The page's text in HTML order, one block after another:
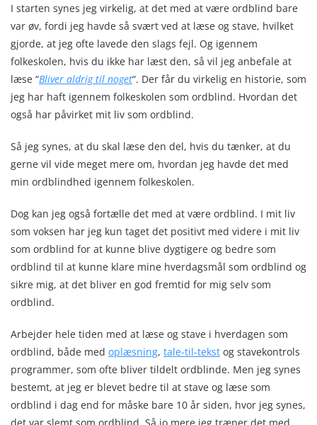
I starten synes jeg virkelig, at det med at være ordblind bare
var øv, fordi jeg havde så svært ved at læse og stave, hvilket
gjorde, at jeg ofte lavede den slags fejl. Og igennem
folkeskolen, hvis du ikke har læst den, så vil jeg anbefale at
læse “Bliver aldrig til noget“. Der får du virkelig en historie, som
jeg har haft igennem folkeskolen som ordblind. Hvordan det
også har påvirket mit liv som ordblind.
Så jeg synes, at du skal læse den del, hvis du tænker, at du
gerne vil vide meget mere om, hvordan jeg havde det med
min ordblindhed igennem folkeskolen.
Dog kan jeg også fortælle det med at være ordblind. I mit liv
som voksen har jeg kun taget det positivt med videre i mit liv
som ordblind for at kunne blive dygtigere og bedre som
ordblind til at kunne klare mine hverdagsmål som ordblind og
sikre mig, at det bliver en god fremtid for mig selv som
ordblind.
Arbejder hele tiden med at læse og stave i hverdagen som
ordblind, både med oplæsning, tale-til-tekst og stavekontrols
programmer, som ofte bliver tildelt ordblinde. Men jeg synes
bestemt, at jeg er blevet bedre til at stave og læse som
ordblind i dag end for måske bare 10 år siden, hvor jeg synes,
det var slemt som ordblind. Så jo mere jeg træner det med